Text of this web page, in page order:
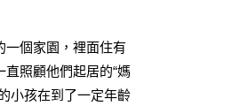
一個家園，裡面住有
照顧他們起居的“媽
小孩在到了一定年齡